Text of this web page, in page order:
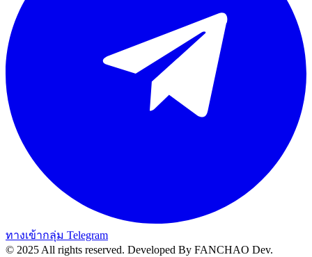
ทางเข้ากลุ่ม Telegram
© 2025 All rights reserved. Developed By FANCHAO Dev.